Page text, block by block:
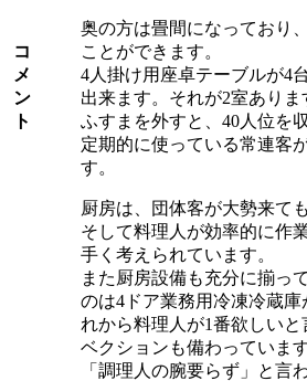
コ
メ
ン
ト
奥の方は畳間になっており
ことができます。
4人掛け用座卓テーブルが4
出来ます。それが2室ありま
ふすまを外すと、40人位を
定期的に使っている常連客
す。
厨房は、団体客が大勢来て
そして料理人が効率的に作
手く考えられています。
また厨房設備も充分に揃っ
のは4ドア業務用冷凍冷蔵
れから料理人が1番欲しい
ベクションも備わっていま
「調理人の腕要らず」と言